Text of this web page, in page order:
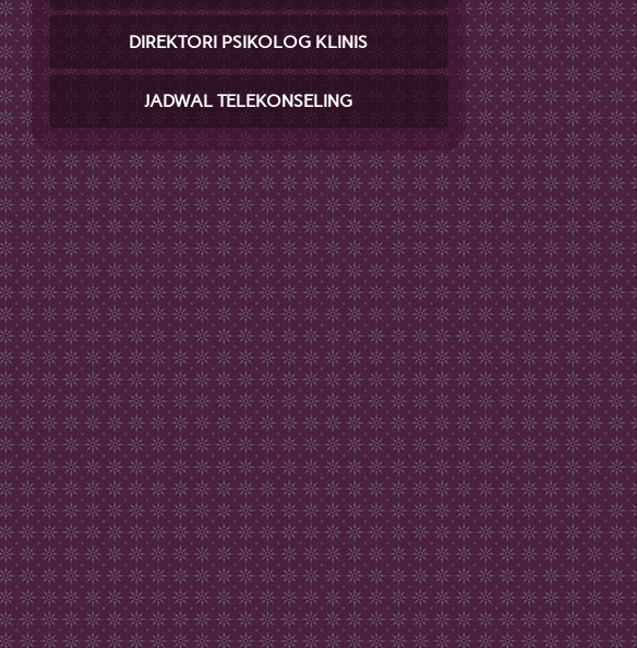
DIREKTORI PSIKOLOG KLINIS
JADWAL TELEKONSELING